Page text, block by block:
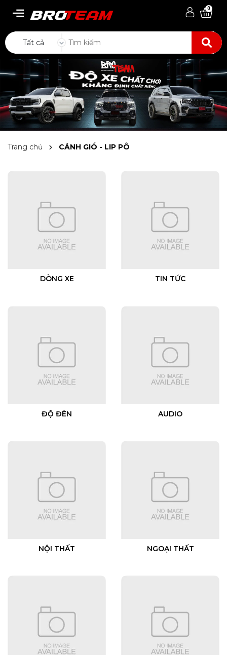
0
Tất cả
Trang chủ CÁNH GIÓ - LIP PÔ
DÒNG XE TIN TỨC
ĐỘ ĐÈN AUDIO
NỘI THẤT NGOẠI THẤT